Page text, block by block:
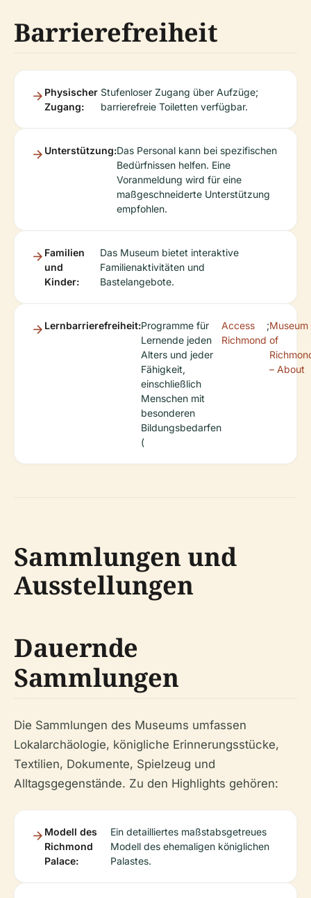
Barrierefreiheit
Physischer
Zugang:
Stufenloser Zugang über Aufzüge;
barrierefreie Toiletten verfügbar.
Unterstützung:Das Personal kann bei spezifischen
Bedürfnissen helfen. Eine
Voranmeldung wird für eine
maßgeschneiderte Unterstützung
empfohlen.
Familien
und
Kinder:
Das Museum bietet interaktive
Familienaktivitäten und
Bastelangebote.
Lernbarrierefreiheit:Programme für
Lernende jeden
Alters und jeder
Fähigkeit,
einschließlich
Menschen mit
besonderen
Bildungsbedarfen
(
Access
Richmond
;Museum
of
– About
Sammlungen und
Ausstellungen
Dauernde
Sammlungen
Die Sammlungen des Museums umfassen
Lokalarchäologie, königliche Erinnerungsstücke,
Textilien, Dokumente, Spielzeug und
Alltagsgegenstände. Zu den Highlights gehören:
Modell des
Richmond
Palace:
Ein detailliertes maßstabsgetreues
Modell des ehemaligen königlichen
Palastes.